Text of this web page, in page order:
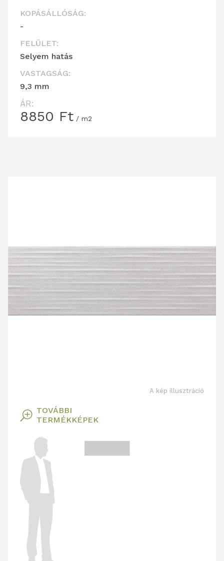
KOPÁSÁLLÓSÁG:
-
FELÜLET:
Selyem hatás
VASTAGSÁG:
9,3 mm
ÁR:
8850 Ft / m2
A kép illusztráció
T TOVÁBBI
TERMÉKKÉPEK